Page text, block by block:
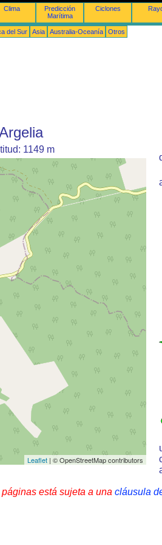
Clima
Predicción
Marítima
Ciclones
del Sur Asia Australia-Oceanía Otros
1149 m
Leaflet | © OpenStreetMap contributors
está sujeta a una cláusula